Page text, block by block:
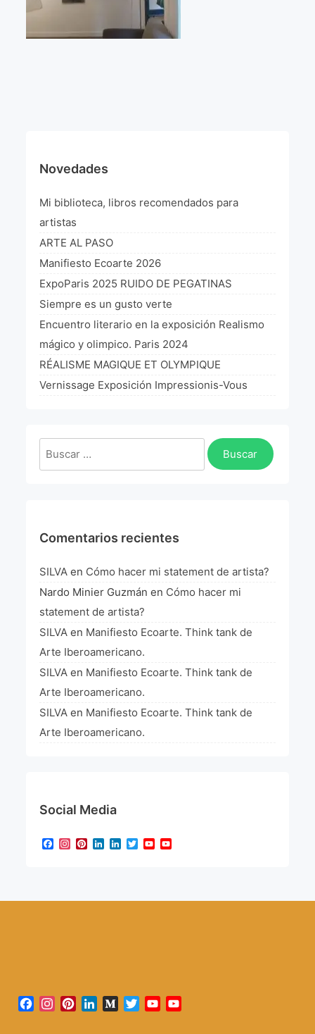
Bruit de gommettes Paris 2025
L’art Colombien à Paris 2019
L’art Latino-américain à Paris 2019
Reflecting Source. NY 2019
«Sincronías con sentido» Bogotá Colombia 2019
«Huellas trashumantes» New York 2018
Commissaire D’exposition
Manifiesto Ecoarte
Novedades
Mi biblioteca, libros recomendados para
artistas
ARTE AL PASO
Manifiesto Ecoarte 2026
ExpoParis 2025 RUIDO DE PEGATINAS
Siempre es un gusto verte
Encuentro literario en la exposición Realismo
mágico y olimpico. Paris 2024
RÉALISME MAGIQUE ET OLYMPIQUE
Vernissage Exposición Impressionis-Vous
Buscar:
Comentarios recientes
SILVA en Cómo hacer mi statement de artista?
Nardo Minier Guzmán en Cómo hacer mi
statement de artista?
SILVA en Manifiesto Ecoarte. Think tank de
Arte Iberoamericano.
SILVA en Manifiesto Ecoarte. Think tank de
Arte Iberoamericano.
SILVA en Manifiesto Ecoarte. Think tank de
Arte Iberoamericano.
Social Media
Facebook
Instagram
Pinterest
LinkedIn
LinkedIn
TwitterYouTube
Facebook
Instagram
PinterestLinkedInMediumTwitterYouTube